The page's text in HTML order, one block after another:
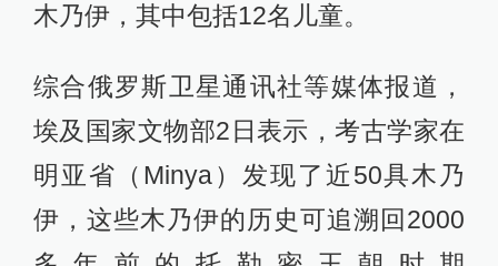
木乃伊，其中包括12名儿童。
综合俄罗斯卫星通讯社等媒体报道，
埃及国家文物部2日表示，考古学家在
明亚省（Minya）发现了近50具木乃
伊，这些木乃伊的历史可追溯回2000